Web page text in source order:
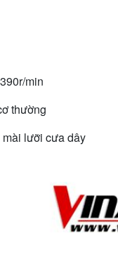
min
thường
lưỡi cưa dây